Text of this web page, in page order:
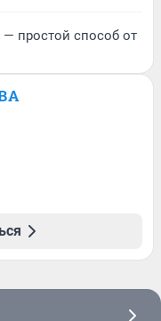
простой способ от